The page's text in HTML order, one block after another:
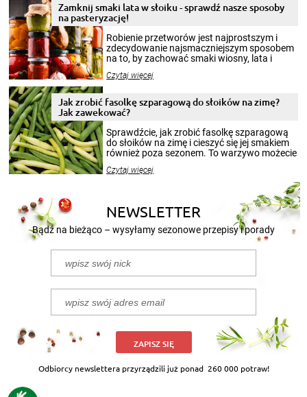
Zamknij smaki lata w słoiku - sprawdź nasze sposoby
na pasteryzację!
Robienie przetworów jest najprostszym i
zdecydowanie najsmaczniejszym sposobem
na to, by zachować smaki wiosny, lata i
krajobrazów, by cieszyć nimi oko w sezonie
pełni poczuć atmosferę cieplejszych
miesięcy. Przygotowanie słoików ze
patenty, które pozwolą zachować świeżość
przetworów.
Czytaj więcej
Jak zrobić fasolkę szparagową do słoików na zimę?
Jak zawekować?
Sprawdźcie, jak zrobić fasolkę szparagową
do słoików na zimę i cieszyć się jej smakiem
również poza sezonem. To warzywo możecie
nasze propozycje!
Czytaj więcej
NEWSLETTER
Bądź na bieżąco – wysyłamy sezonowe przepisy i porady
ZAPISZ SIĘ
Odbiorcy newslettera przyrządzili już ponad 260 000 potraw!